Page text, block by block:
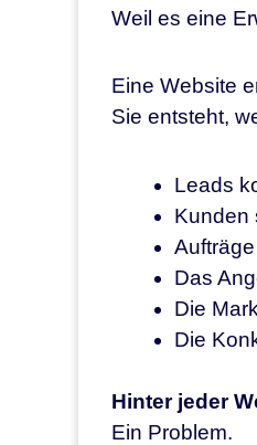
Weil es eine
Eine Website
Sie entsteht,
Leads
Kunden
Das
Die
Die
Hinter jeder
Ein Problem.